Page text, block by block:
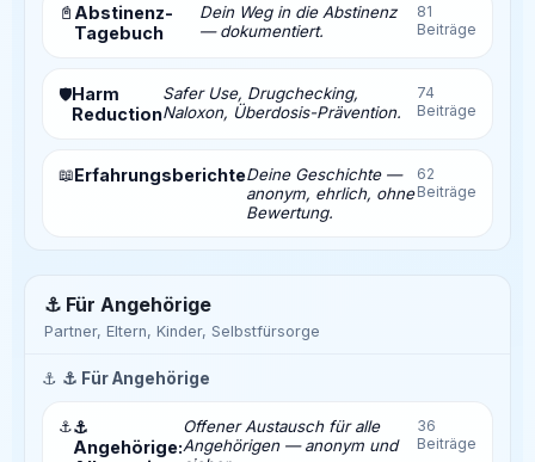
📓 Abstinenz-
Tagebuch
Dein Weg in die Abstinenz
— dokumentiert.
81
Beiträge
🛡️Harm
Reduction
Safer Use, Drugchecking,
Naloxon, Überdosis-Prävention.
74
Beiträge
📖ErfahrungsberichteDeine Geschichte —
anonym, ehrlich, ohne
Bewertung.
62
Beiträge
⚓ Für Angehörige
Partner, Eltern, Kinder, Selbstfürsorge
⚓ ⚓ Für Angehörige
⚓⚓
Angehörige:
Offener Austausch für alle
Angehörigen — anonym und
36
Beiträge